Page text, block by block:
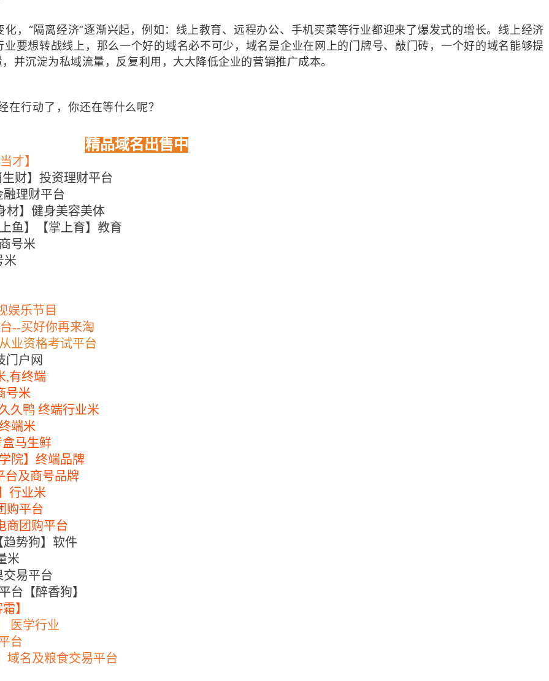
，“隔离经济”逐渐兴起，例如：线上教育、远程办公、手机买菜等行业都迎来了爆发式的增长。线上经济
要想转战线上，那么一个好的域名必不可少，域名是企业在网上的门牌号、敲门砖，一个好的域名能够提
并沉淀为私域流量，反复利用，大大降低企业的营销推广成本。
行动了，你还在等什么呢？
精品域名出售中
才】
财】 投资理财平台
融理财平台
材】健身美容美体
鱼】【掌上育】教育
号米
米
娱乐节目
--买好你再来淘
业资格考试平台
门户网
,有终端
号米
久鸭 终端行业米
端米
盒马生鲜
院】终端品牌
台及商号品牌
行业米
购平台
商团购平台
趋势狗】软件
米
交易平台
台【醉香狗】
】
医学行业
台
域名及粮食交易平台